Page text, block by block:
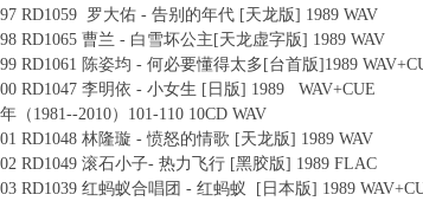
RD1059 罗大佑 - 告别的年代 [天龙版] 1989 WAV
RD1065 曹兰 - 白雪坏公主[天龙虚字版] 1989 WAV
RD1061 陈姿均 - 何必要懂得太多[台首版]1989
RD1047 李明依 - 小女生 [日版] 1989 WAV+CUE
年（1981--2010）101-110 10CD WAV
RD1048 林隆璇 - 愤怒的情歌 [天龙版] 1989 WAV
RD1049 滚石小子- 热力飞行 [黑胶版] 1989 FLAC
RD1039 红蚂蚁合唱团 - 红蚂蚁 [日本版] 1989